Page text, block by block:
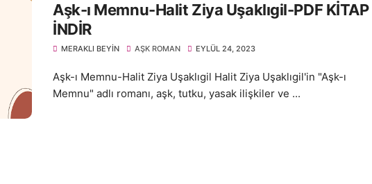
Aşk-ı Memnu-Halit Ziya Uşaklıgil-PDF KİTAP
İNDİR
MERAKLI BEYIN AŞK ROMAN EYLÜL 24, 2023
Aşk-ı Memnu-Halit Ziya Uşaklıgil Halit Ziya Uşaklıgil'in "Aşk-ı
Memnu" adlı romanı, aşk, tutku, yasak ilişkiler ve ...